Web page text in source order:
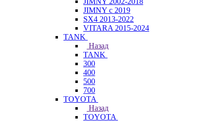
JIMNY с 2019
SX4 2013-2022
VITARA 2015-2024
TANK
Назад
TANK
300
400
500
700
TOYOTA
Назад
TOYOTA